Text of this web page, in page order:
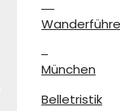
München
Belletristik